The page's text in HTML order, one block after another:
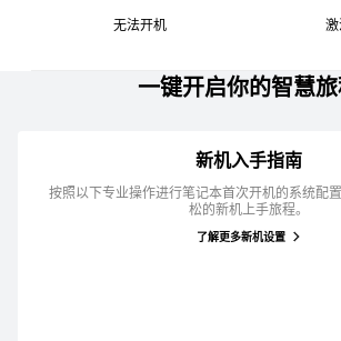
无法开机
一键开启你的智慧
新机入手指南
按照以下专业操作进行笔记本首次开机的系统配
松的新机上手旅程。
了解更多新机设置